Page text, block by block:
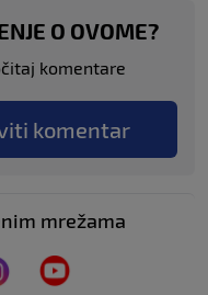
O OVOME?
komentare
komentar
mrežama